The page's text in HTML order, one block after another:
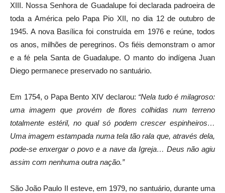
XIII. Nossa Senhora de Guadalupe foi declarada padroeira de
toda a América pelo Papa Pio XII, no dia 12 de outubro de
1945. A nova Basílica foi construída em 1976 e reúne, todos
os anos, milhões de peregrinos. Os fiéis demonstram o amor
e a fé pela Santa de Guadalupe. O manto do indígena Juan
Diego permanece preservado no santuário.
Em 1754, o Papa Bento XIV declarou: “Nela tudo é milagroso:
uma imagem que provém de flores colhidas num terreno
totalmente estéril, no qual só podem crescer espinheiros…
Uma imagem estampada numa tela tão rala que, através dela,
pode-se enxergar o povo e a nave da Igreja… Deus não agiu
assim com nenhuma outra nação.”
São João Paulo II esteve, em 1979, no santuário, durante uma